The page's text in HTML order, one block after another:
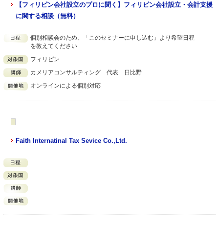
【フィリピン会社設立のプロに聞く】フィリピン会社設立・会計支援
に関する相談（無料）
個別相談会のため、「このセミナーに申し込む」より希望日程
を教えてください
フィリピン
カメリアコンサルティング 代表 日比野
オンラインによる個別対応
Faith Internatinal Tax Sevice Co.,Ltd.